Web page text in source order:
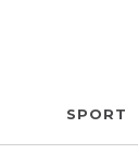
SPORT